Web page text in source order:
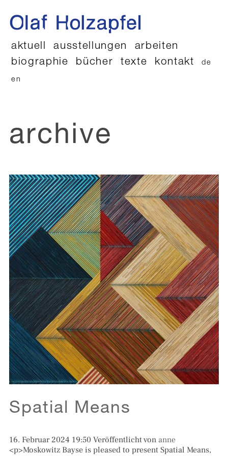
aktuell ausstellungen
arbeiten
biographie
bücher texte kontakt de
en
archive
Spatial Means
16. Februar 2024 19:50 Veröffentlicht von anne
<p>Moskowitz Bayse is pleased to present Spatial Means,